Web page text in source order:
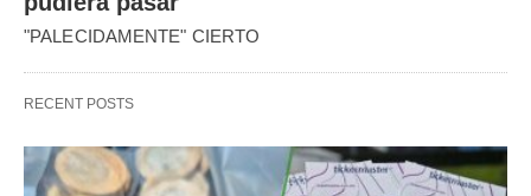
"PALECIDAMENTE" CIERTO
RECENT POSTS